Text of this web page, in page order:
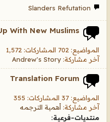
Slanders Refutation
With New Muslims
المواضيع: 702 المشاركات: 1,572
آخر مشاركة: Andrew's Story
Translation Forum
المواضيع: 37 المشاركات: 355
آخر مشاركة: أهمية الترجمه
منتديات-فرعية: